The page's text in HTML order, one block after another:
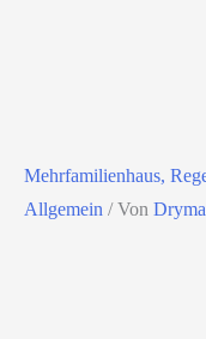
Mehrfamilienhaus,
Allgemein / Von